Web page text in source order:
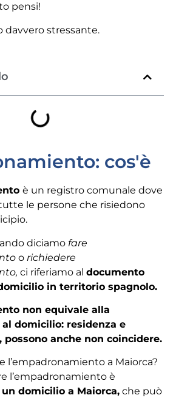
pensi!
davvero stressante.
cos'è
è un registro comunale dove
le persone che risiedono
diciamo fare
o richiedere
ci riferiamo al documento
in territorio spagnolo.
non equivale alla
domicilio: residenza e
anche non coincidere.
l’empadronamiento a Maiorca?
l’empadronamiento è
domicilio a Maiorca, che può